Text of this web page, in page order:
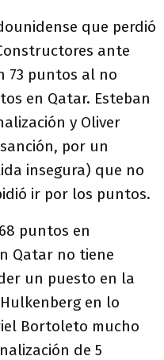
que perdió
ante
73 puntos al no
en Qatar. Esteban
y Oliver
por un
insegura) que no
ir por los puntos.
puntos en
Qatar no tiene
un puesto en la
en lo
Bortoleto mucho
de 5